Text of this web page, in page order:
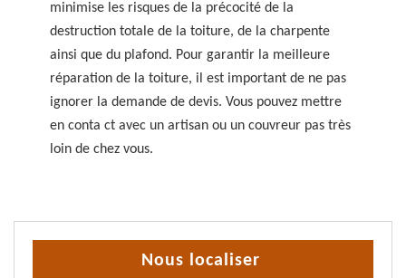
minimise les risques de la précocité de la
destruction totale de la toiture, de la charpente
ainsi que du plafond. Pour garantir la meilleure
réparation de la toiture, il est important de ne pas
ignorer la demande de devis. Vous pouvez mettre
en conta ct avec un artisan ou un couvreur pas très
loin de chez vous.
Nous localiser